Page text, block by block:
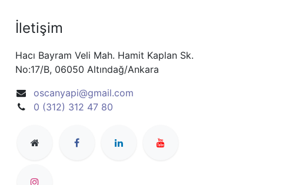
İletişim
Hacı Bayram Veli Mah. Hamit Kaplan Sk.
No:17/B, 06050 Altındağ/Ankara
oscanyapi@gmail.com
0 (312) 312 47 80